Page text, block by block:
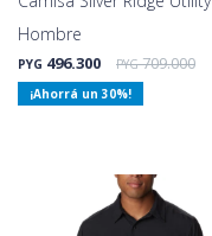
Hombre
PYG 496.300 PYG 709.000
30